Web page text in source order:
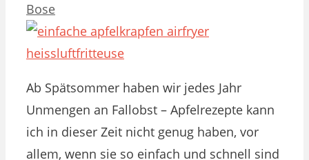
Bose
Ab Spätsommer haben wir jedes Jahr
Unmengen an Fallobst – Apfelrezepte kann
ich in dieser Zeit nicht genug haben, vor
allem, wenn sie so einfach und schnell sind